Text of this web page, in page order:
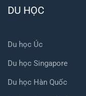
DU HỌC
Du học Úc
Du học Singapore
Du học Hàn Quốc